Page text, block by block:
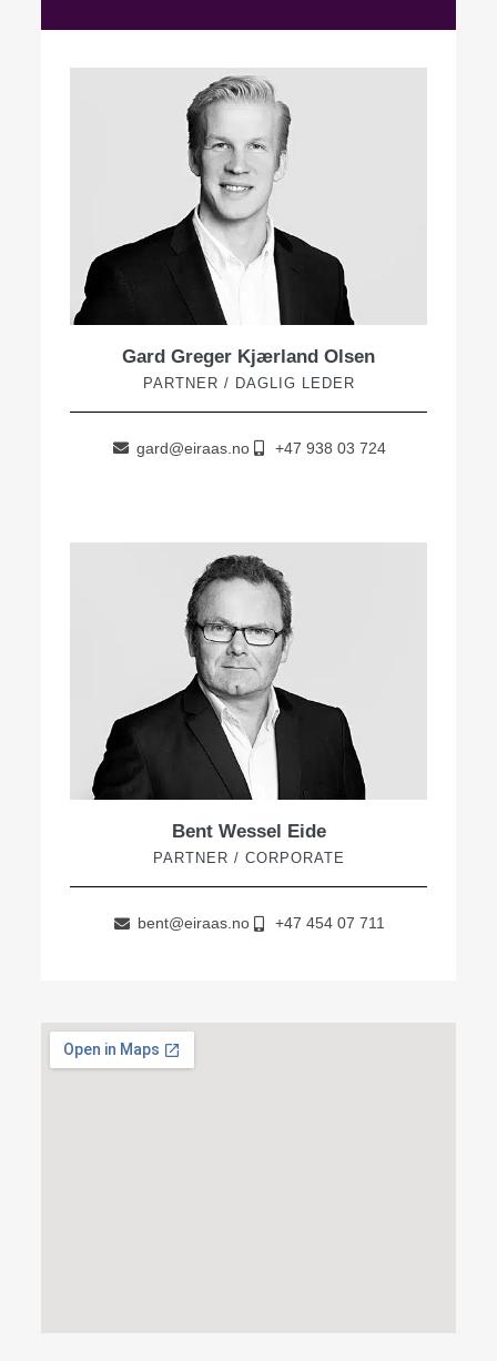
Gard Greger Kjærland Olsen
PARTNER / DAGLIG LEDER
gard@eiraas.no +47 938 03 724
Bent Wessel Eide
PARTNER / CORPORATE
bent@eiraas.no +47 454 07 711